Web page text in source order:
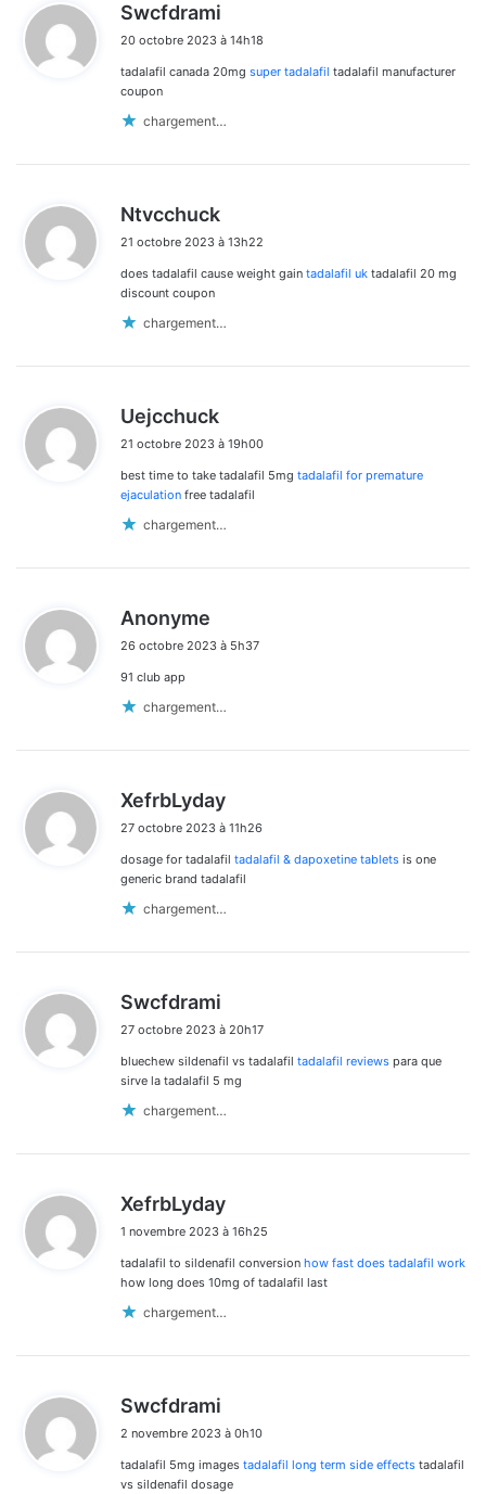
Swcfdrami
t
20 octobre 2023 à 14h18
tadalafil canada 20mg super tadalafil tadalafil manufacturer
coupon
chargement…
Ntvcchuck
t
21 octobre 2023 à 13h22
does tadalafil cause weight gain tadalafil uk tadalafil 20 mg
discount coupon
chargement…
Uejcchuck
t
:
21 octobre 2023 à 19h00
best time to take tadalafil 5mg tadalafil for premature
ejaculation free tadalafil
chargement…
Anonyme
t
26 octobre 2023 à 5h37
91 club app
chargement…
XefrbLyday
:
27 octobre 2023 à 11h26
dosage for tadalafil tadalafil & dapoxetine tablets is one
generic brand tadalafil
chargement…
Swcfdrami
t
:
27 octobre 2023 à 20h17
bluechew sildenafil vs tadalafil tadalafil reviews para que
sirve la tadalafil 5 mg
chargement…
XefrbLyday
t
:
1 novembre 2023 à 16h25
tadalafil to sildenafil conversion how fast does tadalafil work
how long does 10mg of tadalafil last
chargement…
Swcfdrami
t
:
2 novembre 2023 à 0h10
tadalafil 5mg images tadalafil long term side effects tadalafil
vs sildenafil dosage